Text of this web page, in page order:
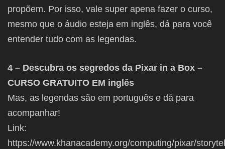
propõem. Por isso, vale super apena fazer o curso,
mesmo que o áudio esteja em inglês, dá para você
entender tudo com as legendas.
4 – Descubra os segredos da Pixar in a Box –
CURSO GRATUITO EM inglês
Mas, as legendas são em português e dá para
acompanhar!
Link:
https://www.khanacademy.org/computing/pixar/